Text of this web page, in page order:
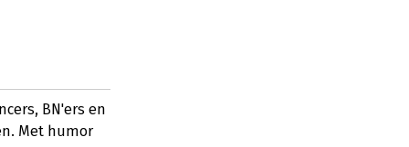
BN'ers en
Met humor